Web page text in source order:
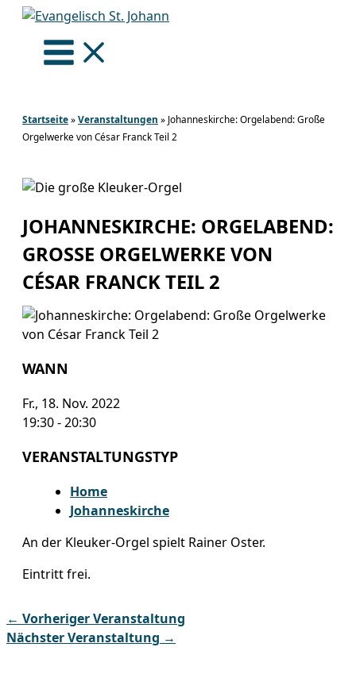
Zum
springen
Startseite»Veranstaltungen » Johanneskirche: Orgelabend: Große
Orgelwerke von César Franck Teil 2
JOHANNESKIRCHE: ORGELABEND:
GROSSE ORGELWERKE VON C
ÉSAR FRANCK TEIL 2
WANN
Fr., 18. Nov. 2022
19:30 - 20:30
VERANSTALTUNGSTYP
Home
Johanneskirche
An der Kleuker-Orgel spielt Rainer Oster.
Eintritt frei.
← Vorheriger Veranstaltung
Nächster Veranstaltung →